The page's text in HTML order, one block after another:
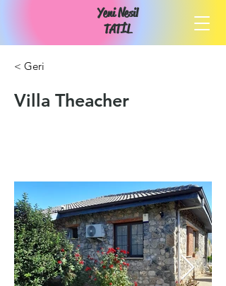
Yeni Nesil
TATİL
< Geri
Villa Theacher